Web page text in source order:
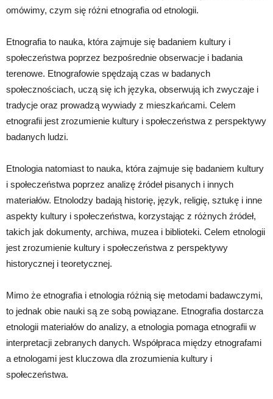
omówimy, czym się różni etnografia od etnologii.
Etnografia to nauka, która zajmuje się badaniem kultury i
społeczeństwa poprzez bezpośrednie obserwacje i badania
terenowe. Etnografowie spędzają czas w badanych
społecznościach, uczą się ich języka, obserwują ich zwyczaje i
tradycje oraz prowadzą wywiady z mieszkańcami. Celem
etnografii jest zrozumienie kultury i społeczeństwa z perspektywy
badanych ludzi.
Etnologia natomiast to nauka, która zajmuje się badaniem kultury
i społeczeństwa poprzez analizę źródeł pisanych i innych
materiałów. Etnolodzy badają historię, język, religię, sztukę i inne
aspekty kultury i społeczeństwa, korzystając z różnych źródeł,
takich jak dokumenty, archiwa, muzea i biblioteki. Celem etnologii
jest zrozumienie kultury i społeczeństwa z perspektywy
historycznej i teoretycznej.
Mimo że etnografia i etnologia różnią się metodami badawczymi,
to jednak obie nauki są ze sobą powiązane. Etnografia dostarcza
etnologii materiałów do analizy, a etnologia pomaga etnografii w
interpretacji zebranych danych. Współpraca między etnografami
a etnologami jest kluczowa dla zrozumienia kultury i
społeczeństwa.